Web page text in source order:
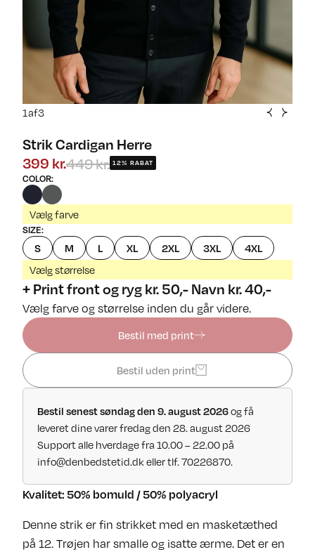
1af3
Strik Cardigan Herre
399 kr.449 kr. 12% RABAT
COLOR:
Vælg farve
SIZE:
S M L XL 2XL 3XL 4XL
Vælg størrelse
+ Print front og ryg kr. 50,- Navn kr. 40,-
Vælg farve og størrelse inden du går videre.
Bestil med print
Bestil uden print
Bestil senest søndag den 9. august 2026og få
leveret dine varer fredag den 28. august 2026
Support alle hverdage fra 10.00 – 22.00 på
info@denbedstetid.dk eller tlf. 70226870.
Kvalitet: 50% bomuld / 50% polyacryl
Denne strik er fin strikket med en masketæthed
på 12. Trøjen har smalle og isatte ærme. Det er en